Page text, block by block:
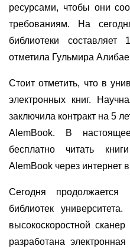
ресурсами, чтобы они
требованиям. На
библиотеки
отметила Гульмира
Стоит отметить, что в
электронных книг.
заключила контракт на 5
AlemBook. В
бесплатно читать
AlemBook через интернет
Сегодня
библиотек
высокоскоростной
разработана